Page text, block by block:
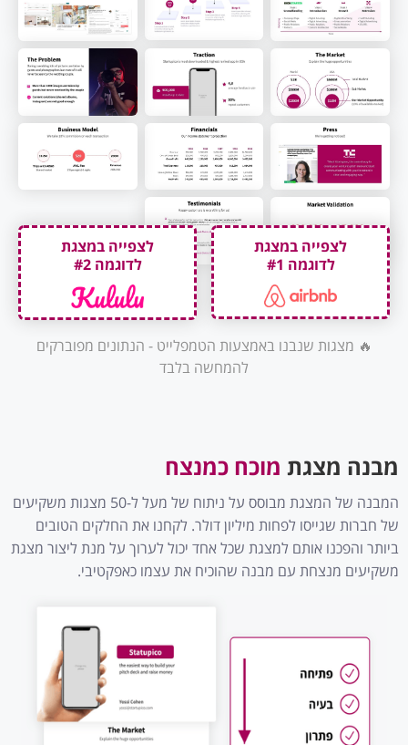
לצפייה במצגת
לדוגמה #1
לצפייה במצגת
לדוגמה #2
🔥 מצגות שנבנו באמצעות הטמפלייט - הנתונים מפוברקים
להמחשה בלבד
מבנה מצגת מוכח כמנצח
המבנה של המצגת מבוסס על ניתוח של מעל ל-50 מצגות משקיעים
של חברות שגייסו לפחות מיליון דולר. לקחנו את החלקים הטובים
ביותר והפכנו אותם למצגת שכל אחד יכול לערוך על מנת ליצור מצגת
משקיעים מנצחת עם מבנה שהוכיח את עצמו כאפקטיבי.